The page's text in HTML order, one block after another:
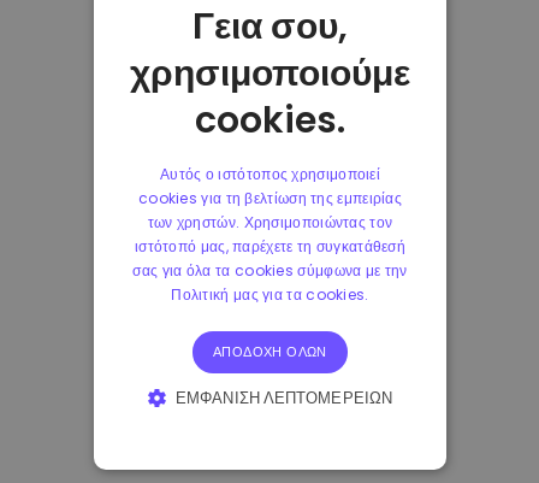
Γεια σου,
χρησιμοποιούμε
cookies.
Αυτός ο ιστότοπος χρησιμοποιεί
cookies για τη βελτίωση της εμπειρίας
των χρηστών. Χρησιμοποιώντας τον
ιστότοπό μας, παρέχετε τη συγκατάθεσή
σας για όλα τα cookies σύμφωνα με την
Πολιτική μας για τα cookies.
ΑΠΟΔΟΧΉ ΌΛΩΝ
ΕΜΦΆΝΙΣΗ ΛΕΠΤΟΜΕΡΕΙΏΝ